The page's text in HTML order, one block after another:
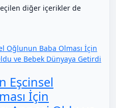
diğer içerikler de
Eşcinsel
İçin